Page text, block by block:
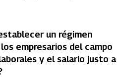
un régimen
empresarios del campo
y el salario justo a